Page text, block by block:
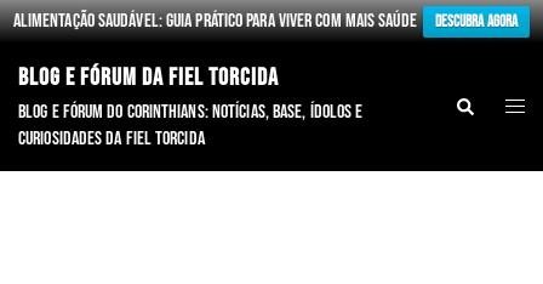
Alimentação Saudável: Guia Prático para Viver com Mais Saúde Descubra Agora
BLOG E FÓRUM DA FIEL TORCIDA
Blog e fórum do Corinthians: notícias, base, ídolos e
curiosidades da Fiel torcida